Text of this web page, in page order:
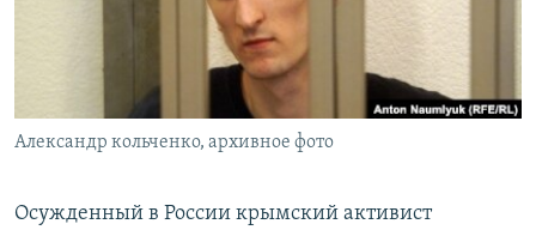
ПОБЕДИТЕЛЕЙ НЕ СУДЯТ?
КРЫМ.НЕПОКОРЕННЫЙ
УКРАИНСКАЯ ПРОБЛЕМА КРЫМА
Александр кольченко, архивное фото
Осужденный в России крымский активист